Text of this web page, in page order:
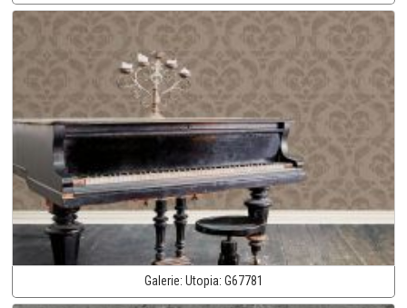
Galerie: Utopia: G67781